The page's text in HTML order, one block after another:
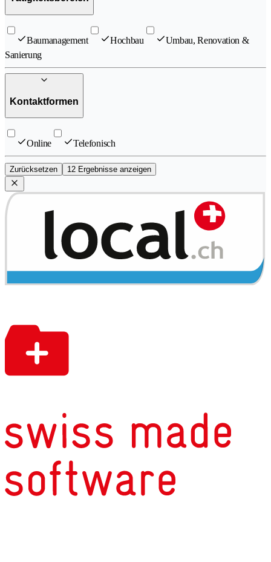
Baumanagement Hochbau
Umbau, Renovation &
Sanierung
Kontaktformen
Online Telefonisch
Zurücksetzen 12 Ergebnisse anzeigen